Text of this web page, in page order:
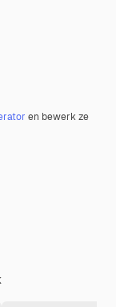
en bewerk ze